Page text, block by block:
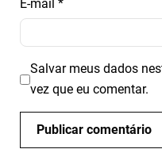
E-mail *
Salvar meus dados
vez que eu comentar.